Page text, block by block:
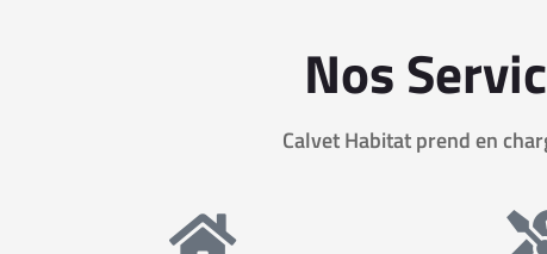
Nos
Calvet Habitat prend en